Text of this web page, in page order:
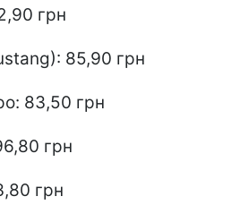
грн
85,90 грн
83,50 грн
грн
грн